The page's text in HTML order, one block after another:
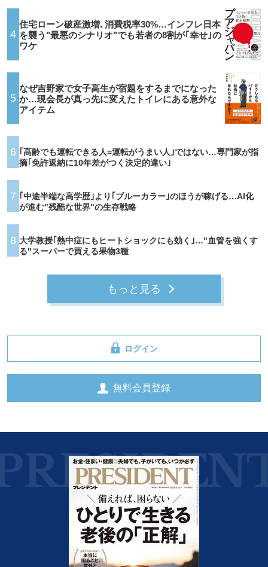
4
住宅ローン破産激増､消費税率30%…インフレ日本
を襲う"最悪のシナリオ"でも若者の8割が｢幸せ｣の
ワケ
5
なぜ吉野家で女子高生が宿題をするまでになった
か…現会長が真っ先に変えたトイレにある意外な
アイテム
6 ｢高齢でも運転できる人=運転がうまい人｣ではない…専門家が指
摘｢免許返納に10年差がつく決定的違い｣
7 ｢中途半端な高学歴｣より｢ブルーカラー｣のほうが稼げる…AI化
が進む"残酷な世界"の生存戦略
8 大学教授｢熱中症にもヒートショックにも効く｣…"血管を強くす
る"スーパーで買える果物3種
もっと見る
ログイン
無料会員登録